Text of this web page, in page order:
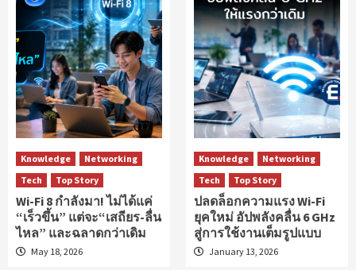
Knowledge
Networking
Tech
Top Story
Wi-Fi 8 กำลังมา! ไม่ได้แค่
“เร็วขึ้น” แต่จะ“เสถียร-ลื่น
ไหล” และฉลาดกว่าเดิม
May 18, 2026
Knowledge
Networking
Tech
Top Story
ปลดล็อกความแรง Wi-Fi
ยุคใหม่ อัปพลังคลื่น 6 GHz
สู่การใช้งานเต็มรูปแบบ
January 13, 2026